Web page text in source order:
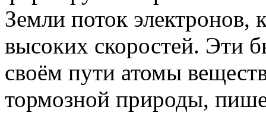
Земли поток электронов,
высоких скоростей. Эти
своём пути атомы
тормозной природы,